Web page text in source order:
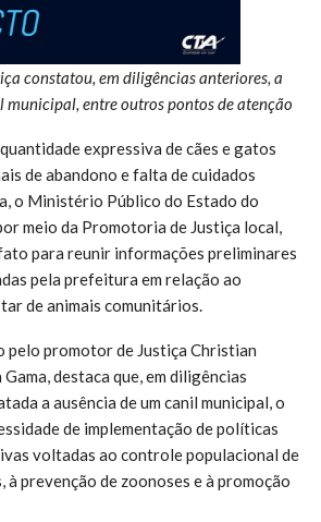
constatou, em diligências anteriores, a
municipal, entre outros pontos de atenção
expressiva de cães e gatos
de abandono e falta de cuidados
o Ministério Público do Estado do
meio da Promotoria de Justiça local,
para reunir informações preliminares
pela prefeitura em relação ao
de animais comunitários.
pelo promotor de Justiça Christian
destaca que, em diligências
a ausência de um canil municipal, o
de implementação de políticas
voltadas ao controle populacional de
à prevenção de zoonoses e à promoção